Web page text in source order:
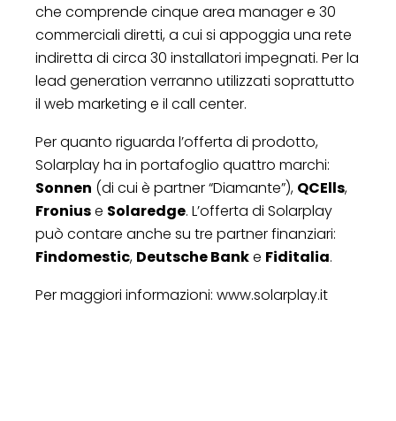
che comprende cinque area manager e 30
commerciali diretti, a cui si appoggia una rete
indiretta di circa 30 installatori impegnati. Per la
lead generation verranno utilizzati soprattutto
il web marketing e il call center.
Per quanto riguarda l’offerta di prodotto,
Solarplay ha in portafoglio quattro marchi:
Sonnen (di cui è partner “Diamante”), QCElls,
Froniuse Solaredge. L’offerta di Solarplay
può contare anche su tre partner finanziari:
Findomestic, Deutsche Banke Fiditalia.
Per maggiori informazioni: www.solarplay.it